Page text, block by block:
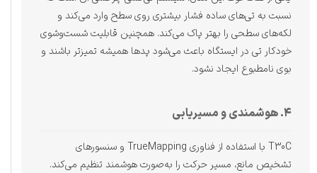
نسبت به تی‌های ساده فشار بیشتری روی سطح وارد می‌کند و
لکه‌های سطحی را بهتر پاک می‌کند. همچنین قابلیت شست‌وشوی
خودکار تی در ایستگاه باعث می‌شود پدها همیشه تمیزتر باشند و
بوی نامطبوع ایجاد نشود.
۴. هوشمندی و مسیر‌یابی
T30C با استفاده از فناوری TrueMapping و سنسورهای
تشخیص مانع، مسیر حرکت را به‌صورت هوشمند تنظیم می‌کند.